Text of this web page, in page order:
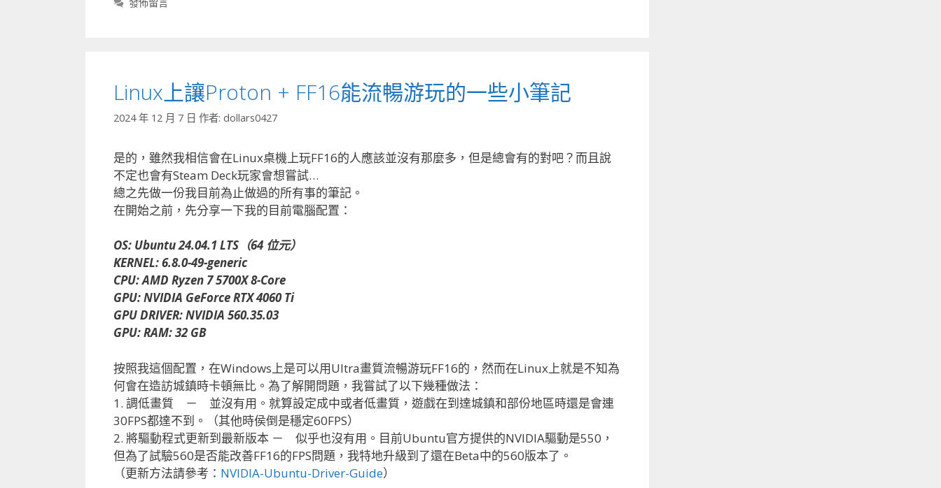
發佈留言
Linux上讓Proton + FF16能流暢游玩的一些小筆記
2024 年 12 月 7 日 作者: dollars0427
是的，雖然我相信會在Linux桌機上玩FF16的人應該並沒有那麼多，但是總會有的對吧？而且說
不定也會有Steam Deck玩家會想嘗試…
總之先做一份我目前為止做過的所有事的筆記。
在開始之前，先分享一下我的目前電腦配置：
OS: Ubuntu 24.04.1 LTS（64 位元）
KERNEL: 6.8.0-49-generic
CPU: AMD Ryzen 7 5700X 8-Core
GPU: NVIDIA GeForce RTX 4060 Ti
GPU DRIVER: NVIDIA 560.35.03
GPU: RAM: 32 GB
按照我這個配置，在Windows上是可以用Ultra畫質流暢游玩FF16的，然而在Linux上就是不知為
何會在造訪城鎮時卡頓無比。為了解開問題，我嘗試了以下幾種做法：
1. 調低畫質 － 並沒有用。就算設定成中或者低畫質，遊戲在到達城鎮和部份地區時還是會連
30FPS都達不到。（其他時侯倒是穩定60FPS）
2. 將驅動程式更新到最新版本 － 似乎也沒有用。目前Ubuntu官方提供的NVIDIA驅動是550，
但為了試驗560是否能改善FF16的FPS問題，我特地升級到了還在Beta中的560版本了。
（更新方法請參考： NVIDIA-Ubuntu-Driver-Guide）